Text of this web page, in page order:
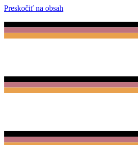
Preskočiť na obsah